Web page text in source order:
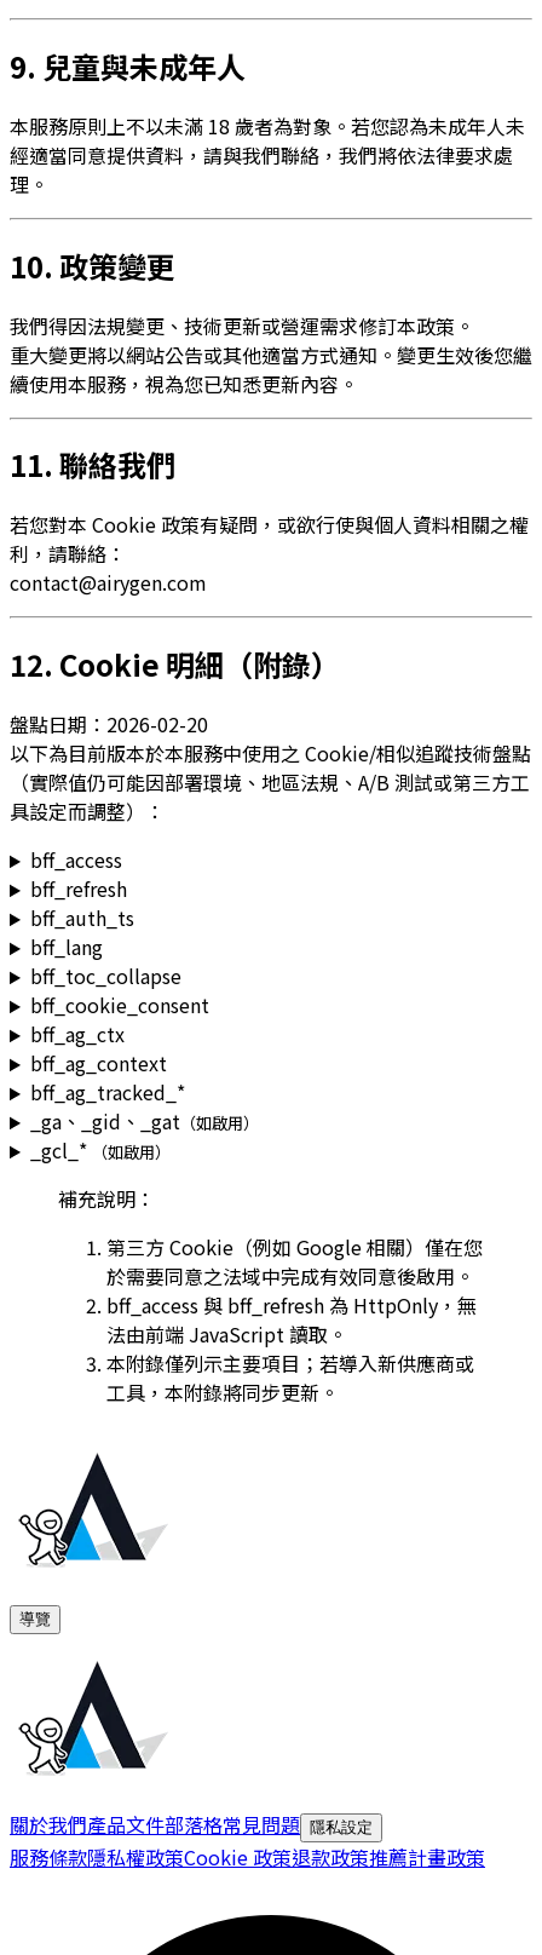
9. 兒童與未成年人
本服務原則上不以未滿 18 歲者為對象。若您認為未成年人未
經適當同意提供資料，請與我們聯絡，我們將依法律要求處
理。
10. 政策變更
我們得因法規變更、技術更新或營運需求修訂本政策。
重大變更將以網站公告或其他適當方式通知。變更生效後您繼
續使用本服務，視為您已知悉更新內容。
11. 聯絡我們
若您對本 Cookie 政策有疑問，或欲行使與個人資料相關之權
利，請聯絡：
contact@airygen.com
12. Cookie 明細（附錄）
盤點日期：2026-02-20
以下為目前版本於本服務中使用之 Cookie/相似追蹤技術盤點
（實際值仍可能因部署環境、地區法規、A/B 測試或第三方工
具設定而調整）：
bff_access
bff_refresh
bff_auth_ts
bff_lang
bff_toc_collapse
bff_cookie_consent
bff_ag_ctx
bff_ag_context
bff_ag_tracked_*
_ga、 _gid 、 _gat（如啟用）
_gcl_* （如啟用）
補充說明：
第三方 Cookie（例如 Google 相關）僅在您
於需要同意之法域中完成有效同意後啟用。
bff_access 與 bff_refresh 為 HttpOnly，無
法由前端 JavaScript 讀取。
本附錄僅列示主要項目；若導入新供應商或
工具，本附錄將同步更新。
導覽
關於我們產品文件部落格常見問題 隱私設定
服務條款隱私權政策Cookie 政策退款政策推薦計畫政策